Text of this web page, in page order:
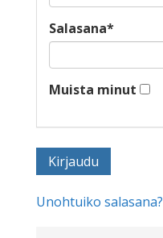
Salasana*
Muista minut
Unohtuiko salasana?